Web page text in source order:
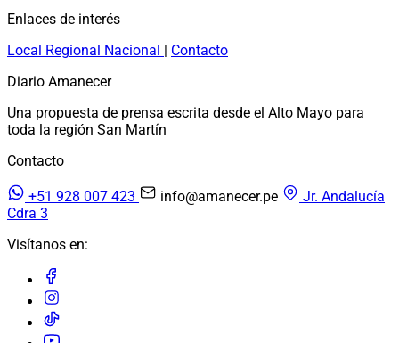
Enlaces de interés
Local Regional Nacional | Contacto
Diario Amanecer
Una propuesta de prensa escrita desde el Alto Mayo para
toda la región San Martín
Contacto
+51 928 007 423 info@amanecer.pe
Jr. Andalucía
Cdra 3
Visítanos en: